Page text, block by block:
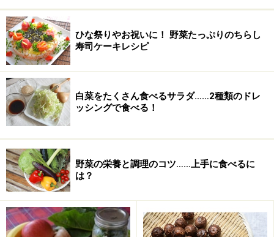
オクラの生ハム巻きの作り方・手順
■オクラの生ハム巻きを作る
1
オクラを板刷りする
オクラを洗ったらまな板の上に置き、塩をふって板刷り
にします。
ひな祭りやお祝いに！ 野菜たっぷりのちらし
寿司ケーキレシピ
白菜をたくさん食べるサラダ……2種類のドレ
ッシングで食べる！
野菜の栄養と調理のコツ……上手に食べるに
は？